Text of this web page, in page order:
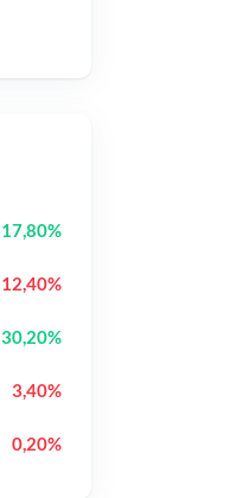
17,80%
12,40%
30,20%
3,40%
0,20%